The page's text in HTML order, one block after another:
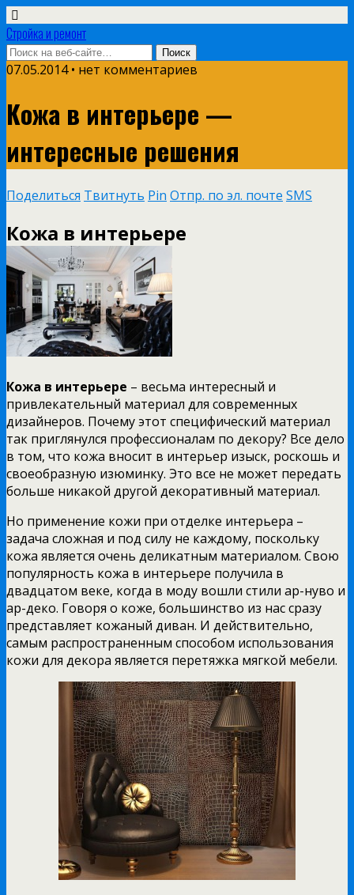
Стройка и ремонт
07.05.2014 • нет комментариев
Кожа в интерьере —
интересные решения
Поделиться Твитнуть Pin Отпр. по эл. почте SMS
Кожа в интерьере
Кожа в интерьере – весьма интересный и
привлекательный материал для современных
дизайнеров. Почему этот специфический материал
так приглянулся профессионалам по декору? Все дело
в том, что кожа вносит в интерьер изыск, роскошь и
своеобразную изюминку. Это все не может передать
больше никакой другой декоративный материал.
Но применение кожи при отделке интерьера –
задача сложная и под силу не каждому, поскольку
кожа является очень деликатным материалом. Свою
популярность кожа в интерьере получила в
двадцатом веке, когда в моду вошли стили ар-нуво и
ар-деко. Говоря о коже, большинство из нас сразу
представляет кожаный диван. И действительно,
самым распространенным способом использования
кожи для декора является перетяжка мягкой мебели.